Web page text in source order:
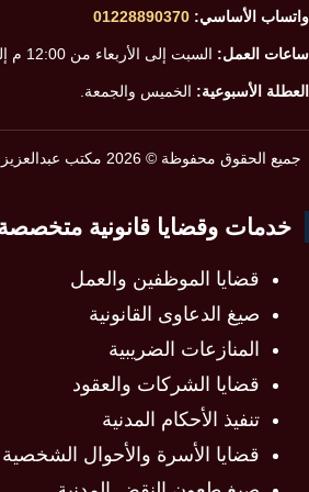
واتساب الأساسي: 01228890370
ساعات العمل: السبت إلى الأربعاء من 12:00 م إلى 3:00 م.
العطلة الأسبوعية: الخميس والجمعة.
جميع الحقوق محفوظة © 2026 مكتب عبدالعزيز حسين عمار للمحاماة
خدمات وقضايا قانونية
قضايا الموظفين والعمل
صيغ الدعاوى القانونية
المنازعات الضريبية
قضايا الشركات والعقود
تنفيذ الأحكام المدنية
قضايا الأسرة والأحوال الشخصية